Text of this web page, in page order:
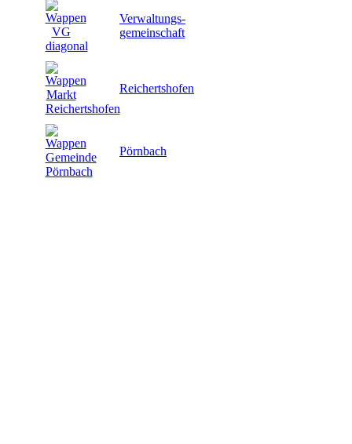
Verwaltungs-
gemeinschaft
Reichertshofen
Pörnbach